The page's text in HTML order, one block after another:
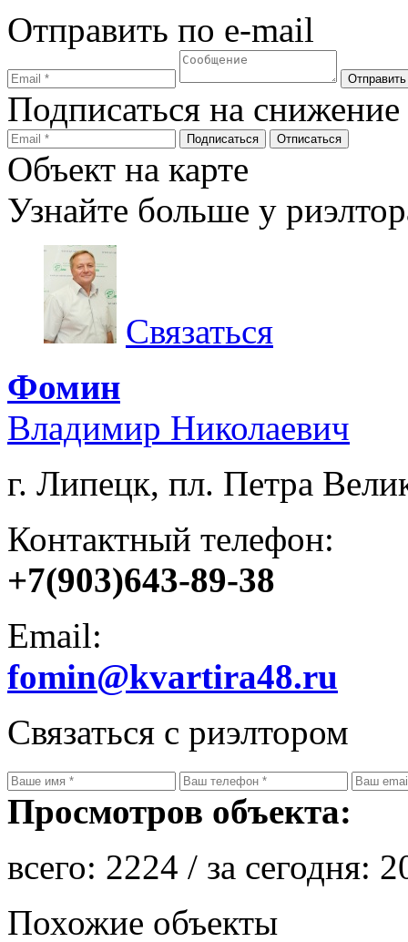
Отправить по e-mail
Подписаться на
Объект на карте
Узнайте больше у
Связаться
Фомин
Владимир Николаевич
г. Липецк, пл. Петра
Контактный телефон:
+7(903)643-89-38
Email:
fomin@kvartira48.ru
Связаться с риэлтором
Просмотров объекта:
всего: 2224 / за сегодня:
Похожие объекты